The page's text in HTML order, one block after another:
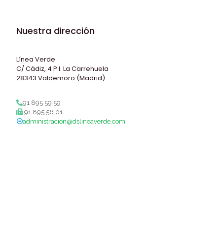
Nuestra dirección
Línea Verde
C/ Cádiz, 4 P.I. La Carrehuela
28343 Valdemoro (Madrid)
91 895 59 59
91 895 56 01
administracion@dslineaverde.com